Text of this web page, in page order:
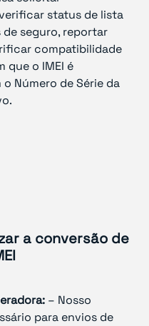
status de lista
seguro, reportar
compatibilidade
que o IMEI é
Número de Série da
a conversão de
– Nosso
para envios de